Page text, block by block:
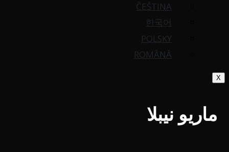
ČEŠTINA
한국어
POLSKY
ROMÂNĂ
X
ماريو نيبلا